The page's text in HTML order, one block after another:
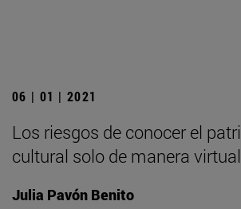
06 | 01 | 2021
Los riesgos de conocer el
cultural solo de manera virtual
Julia Pavón Benito